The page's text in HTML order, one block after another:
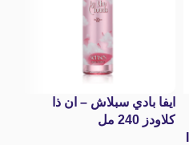
ايفا بادي سبلاش – ان ذا
كلاودز 240 مل